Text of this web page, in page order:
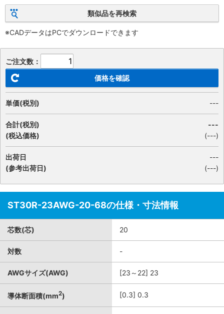
類似品を再検索
※CADデータはPCでダウンロードできます
ご注文数：
価格を確認
単価(税別) ---
合計(税別)
(税込価格)
---
(---)
出荷日
(参考出荷日)
---
(---)
ST30R-23AWG-20-68の仕様・寸法情報
芯数(芯) 20
対数 -
AWGサイズ(AWG) [23～22] 23
導体断面積(mm2) [0.3] 0.3